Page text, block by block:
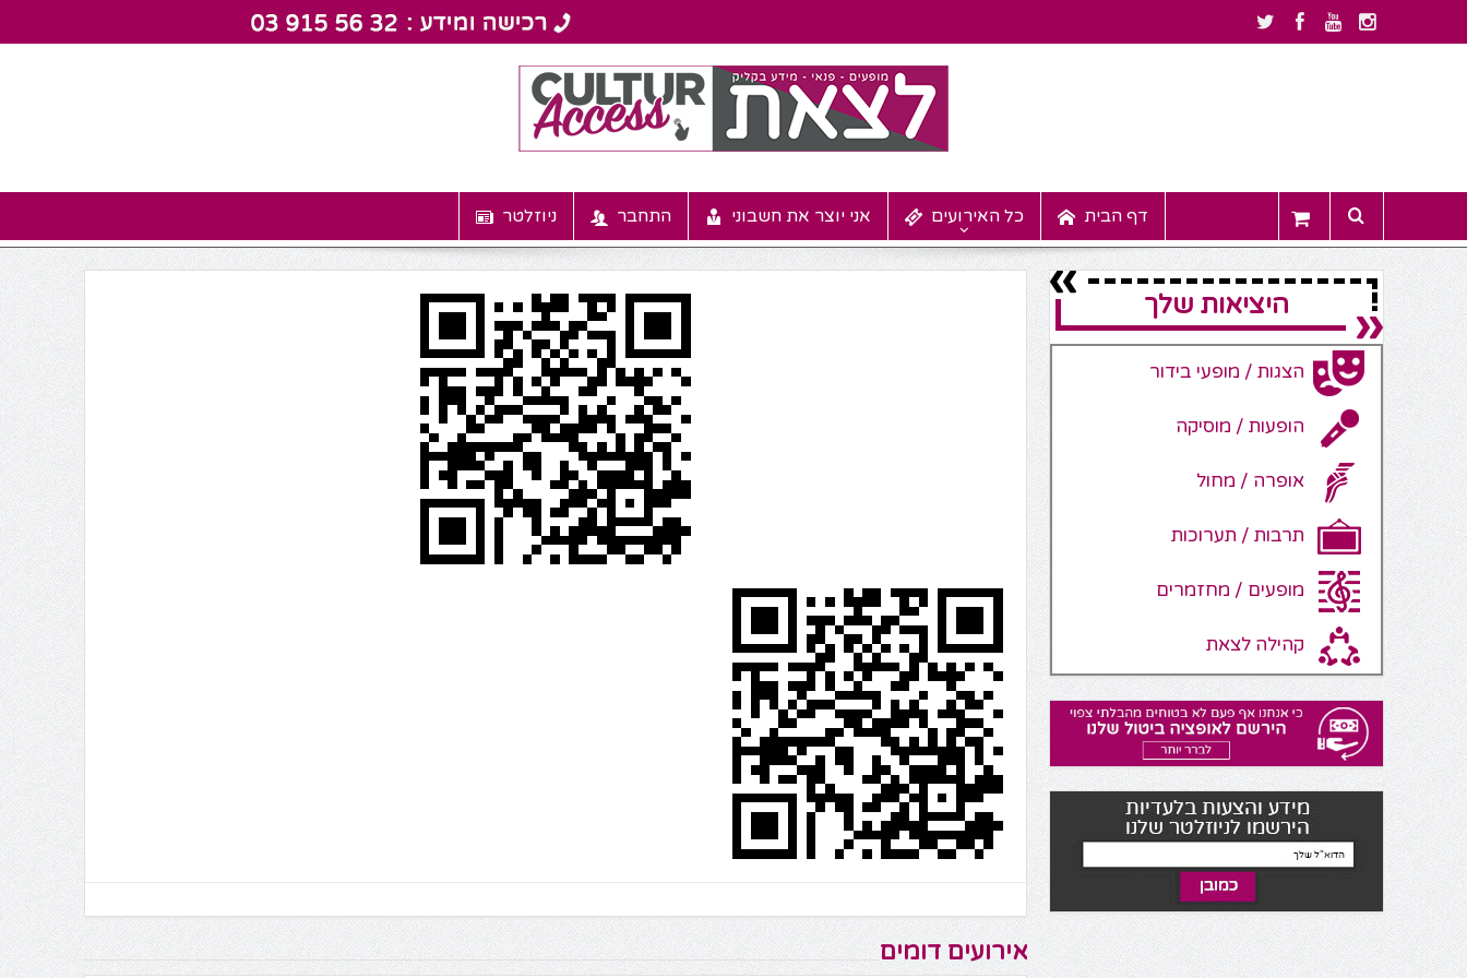
ניוזלטר התחבר אני יוצר את חשבוני כל האירועים דף הבית
אירועים דומים
היציאות שלך
הצגות / מופעי בידור
הופעות / מוסיקה
אופרה / מחול
תרבות / תערוכות
מופעים / מחזמרים
קהילה לצאת